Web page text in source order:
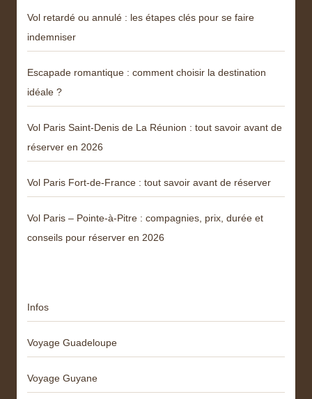
Vol retardé ou annulé : les étapes clés pour se faire
indemniser
Escapade romantique : comment choisir la destination
idéale ?
Vol Paris Saint-Denis de La Réunion : tout savoir avant de
réserver en 2026
Vol Paris Fort-de-France : tout savoir avant de réserver
Vol Paris – Pointe-à-Pitre : compagnies, prix, durée et
conseils pour réserver en 2026
Infos
Voyage Guadeloupe
Voyage Guyane